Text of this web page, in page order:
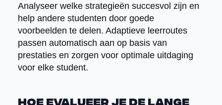
Analyseer welke strategieën succesvol zijn en
help andere studenten door goede
voorbeelden te delen. Adaptieve leerroutes
passen automatisch aan op basis van
prestaties en zorgen voor optimale uitdaging
voor elke student.